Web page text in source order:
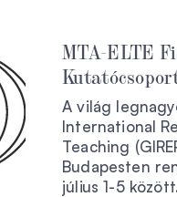
MTA-ELTE
A világ
International
Teaching
Budapesten
július 1-5 között.